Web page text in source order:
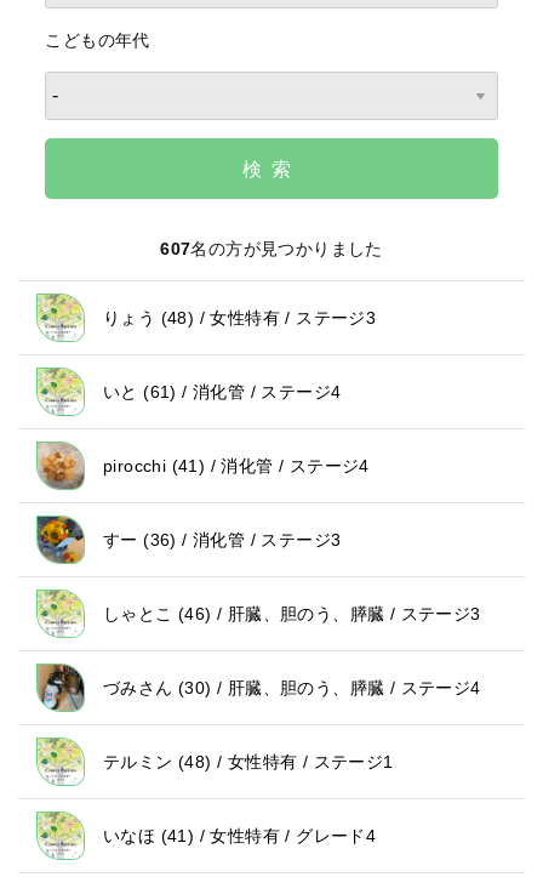
こどもの年代
検索
607名の方が見つかりました
りょう (48) / 女性特有 / ステージ3
いと (61) / 消化管 / ステージ4
pirocchi (41) / 消化管 / ステージ4
すー (36) / 消化管 / ステージ3
しゃとこ (46) / 肝臓、胆のう、膵臓 / ステージ3
づみさん (30) / 肝臓、胆のう、膵臓 / ステージ4
テルミン (48) / 女性特有 / ステージ1
いなほ (41) / 女性特有 / グレード4